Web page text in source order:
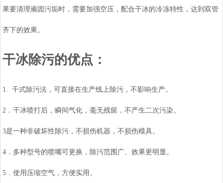
果要清理顽固污垢时，需要加强空压，配合干冰的冷冻特性，达到双管
齐下的效果。
干冰除污的优点：
1. 干式除污法，可直接在生产线上除污，不影响生产。
2．干冰喷打后，瞬间气化，毫无残留，不产生二次污染。
3是一种非破坏性除污，不损伤机器，不损伤模具。
4．多种型号的喷嘴可更换，除污范围广、效果更明显。
5．使用压缩空气，方便实用。